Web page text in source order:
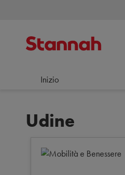
Inizio
Udine